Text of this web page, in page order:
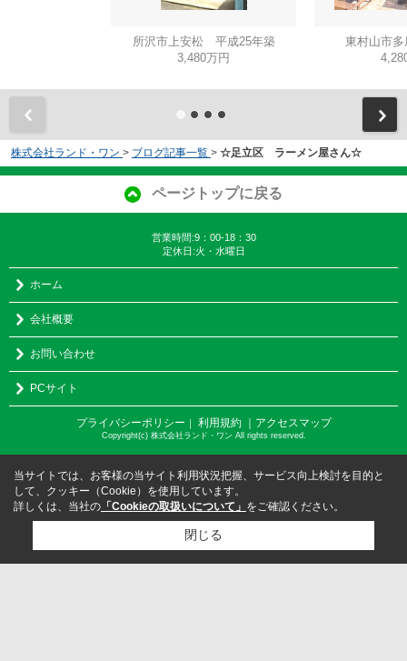
所沢市上安松 平成25年築
3,480万円
東村山市
株式会社ランド・ワン > ブログ記事一覧 > ☆足立区 ラーメン屋さん☆
ページトップに戻る
営業時間:9：00-18：30
定休日:火・水曜日
ホーム
会社概要
お問い合わせ
PCサイト
プライバシーポリシー ｜ 利用規約 ｜アクセスマップ
Copyright(c) 株式会社ランド・ワン All rights reserved.
当サイトでは、お客様の当サイト利用状況把握、サービス向上検討を目的と
して、クッキー（Cookie）を使用しています。
詳しくは、当社の 「Cookieの取扱いについて」 をご確認ください。
閉じる